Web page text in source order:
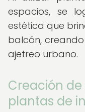
espacios, se
estética que
balcón,
ajetreo urbano.
Creación
plantas de